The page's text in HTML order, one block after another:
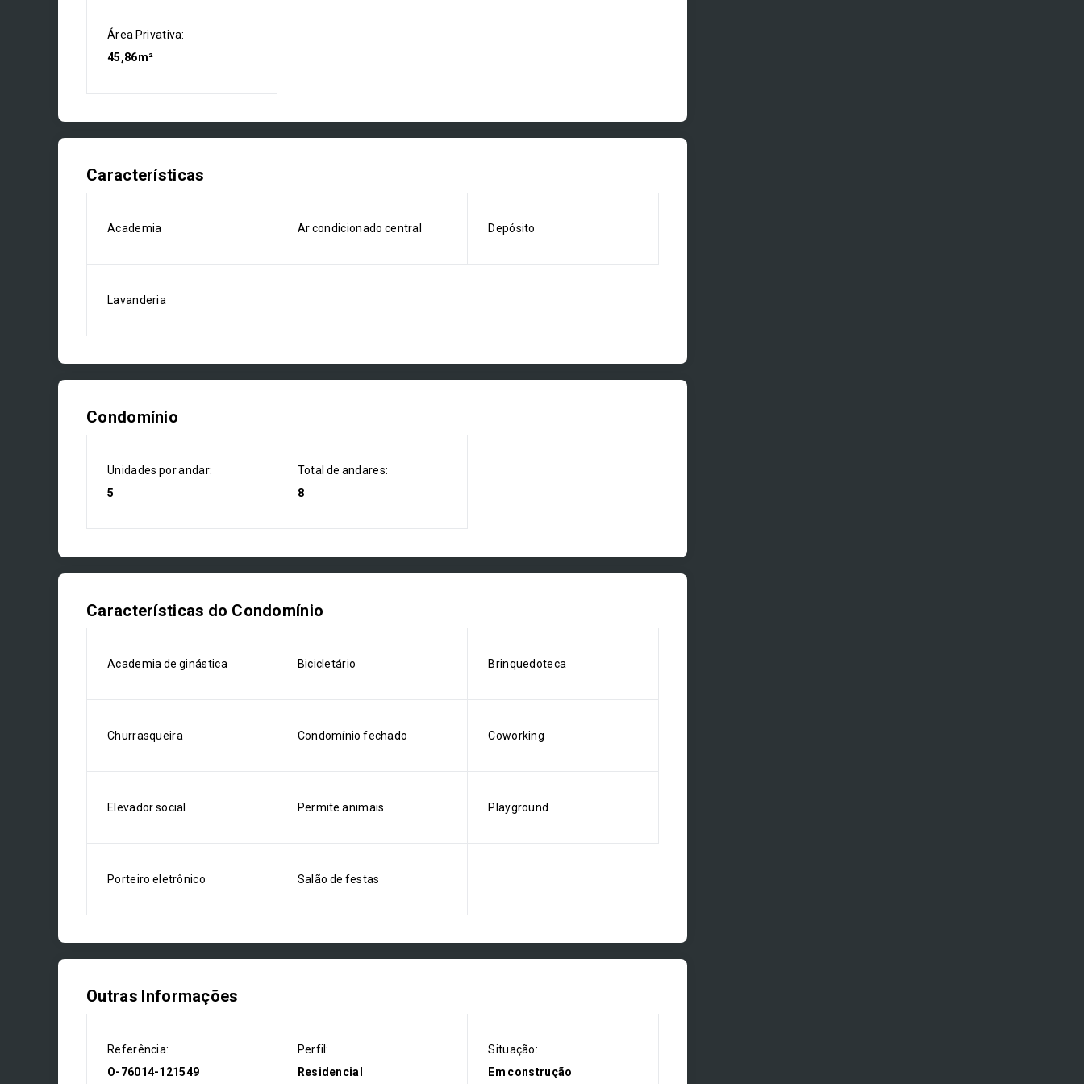
Área Privativa:
45,86m²
Características
Academia Ar condicionado central Depósito
Lavanderia
Condomínio
Unidades por andar:
5
Total de andares:
8
Características do Condomínio
Academia de ginástica Bicicletário Brinquedoteca
Churrasqueira Condomínio fechado Coworking
Elevador social Permite animais Playground
Porteiro eletrônico Salão de festas
Outras Informações
Referência:
O-76014-121549
Perfil:
Residencial
Situação:
Em construção